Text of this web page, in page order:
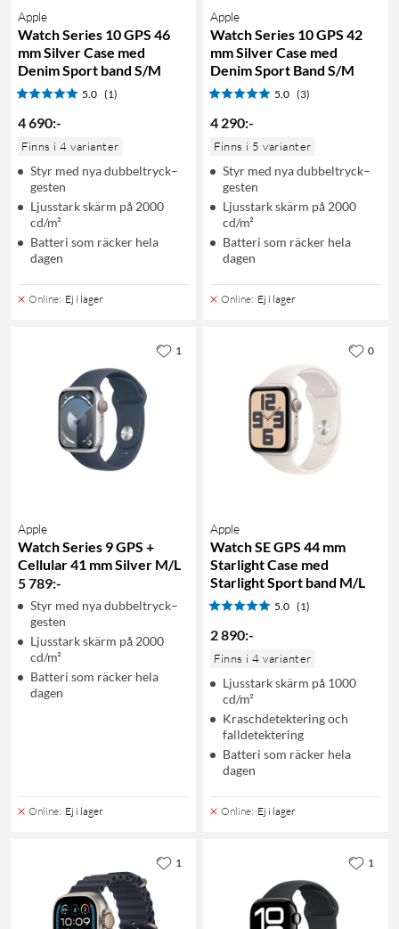
Apple
Watch Series 10 GPS 46
mm Silver Case med
Denim Sport band S/M
5.0 (1)
4 690:-
Finns i 4 varianter
Styr med nya dubbeltryck–
gesten
Ljusstark skärm på 2000
cd/m²
Batteri som räcker hela
dagen
Online: Ej i lager
Apple
Watch Series 10 GPS 42
mm Silver Case med
Denim Sport Band S/M
5.0 (3)
4 290:-
Finns i 5 varianter
Styr med nya dubbeltryck–
gesten
Ljusstark skärm på 2000
cd/m²
Batteri som räcker hela
dagen
Online: Ej i lager
Apple
Watch Series 9 GPS +
Cellular 41 mm Silver M/L
5 789:-
Styr med nya dubbeltryck–
gesten
Ljusstark skärm på 2000
cd/m²
Batteri som räcker hela
dagen
Online: Ej i lager
1
Apple
Watch SE GPS 44 mm
Starlight Case med
Starlight Sport band M/L
5.0 (1)
2 890:-
Finns i 4 varianter
Ljusstark skärm på 1000
cd/m²
Kraschdetektering och
falldetektering
Batteri som räcker hela
dagen
Online: Ej i lager
0
1 1